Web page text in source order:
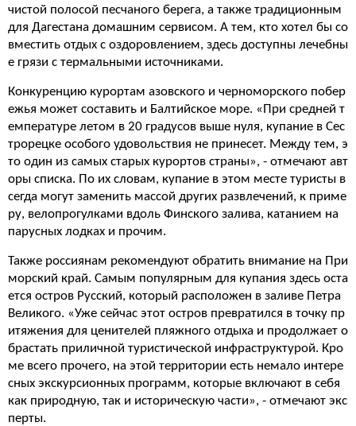
чистой полосой песчаного берега, а также традиционным
для Дагестана домашним сервисом. А тем, кто хотел бы со
вместить отдых с оздоровлением, здесь доступны лечебны
е грязи с термальными источниками.
Конкуренцию курортам азовского и черноморского побер
ежья может составить и Балтийское море. «При средней т
емпературе летом в 20 градусов выше нуля, купание в Сес
трорецке особого удовольствия не принесет. Между тем, э
то один из самых старых курортов страны», - отмечают авт
оры списка. По их словам, купание в этом месте туристы в
сегда могут заменить массой других развлечений, к приме
ру, велопрогулками вдоль Финского залива, катанием на
парусных лодках и прочим.
Также россиянам рекомендуют обратить внимание на При
морский край. Самым популярным для купания здесь оста
ется остров Русский, который расположен в заливе Петра
Великого. «Уже сейчас этот остров превратился в точку пр
итяжения для ценителей пляжного отдыха и продолжает о
брастать приличной туристической инфраструктурой. Кро
ме всего прочего, на этой территории есть немало интере
сных экскурсионных программ, которые включают в себя
как природную, так и историческую части», - отмечают экс
перты.